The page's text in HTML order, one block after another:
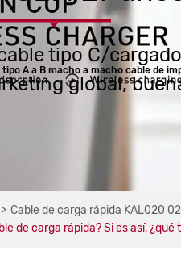
A a B macho a macho cable de
tipo C/
global,
Cable de carga rápida KAL020
de carga rápida? Si es así, ¿qué